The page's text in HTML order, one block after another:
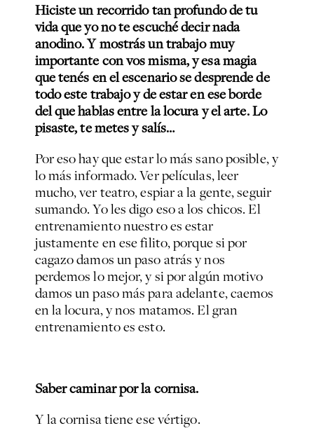
Hiciste un recorrido tan profundo de tu
vida que yo no te escuché decir nada
anodino. Y mostrás un trabajo muy
importante con vos misma, y esa magia
que tenés en el escenario se desprende de
todo este trabajo y de estar en ese borde
del que hablas entre la locura y el arte. Lo
pisaste, te metes y salís…
Por eso hay que estar lo más sano posible, y
lo más informado. Ver películas, leer
mucho, ver teatro, espiar a la gente, seguir
sumando. Yo les digo eso a los chicos. El
entrenamiento nuestro es estar
justamente en ese filito, porque si por
cagazo damos un paso atrás y nos
perdemos lo mejor, y si por algún motivo
damos un paso más para adelante, caemos
en la locura, y nos matamos. El gran
entrenamiento es esto.
Saber caminar por la cornisa.
Y la cornisa tiene ese vértigo.